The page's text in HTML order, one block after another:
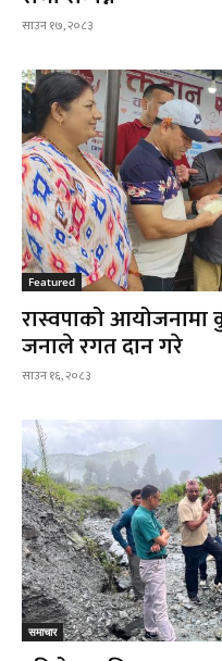
साउन १७, २०८३
Featured
रास्वपाको आयोजनामा
जनाले रगत दान गरे
साउन १६, २०८३
समाचार